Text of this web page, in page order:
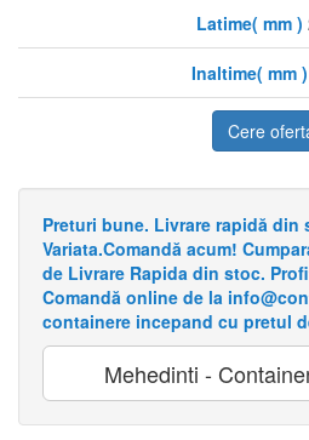
Latime( mm )
Inaltime( mm )
Cere
Preturi bune. Livrare rapidă din
Variata.Comandă acum!
de Livrare Rapida din stoc.
Comandă online de la
containere incepand cu pretul
Mehedinti -